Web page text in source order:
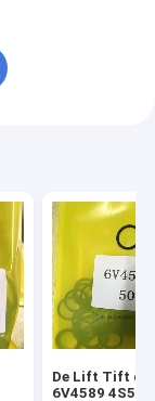
De Lift Tift die
6V4589